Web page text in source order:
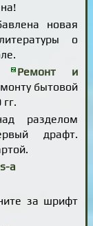
новая
о
Ремонт и
бытовой
разделом
драфт.
а
за шрифт